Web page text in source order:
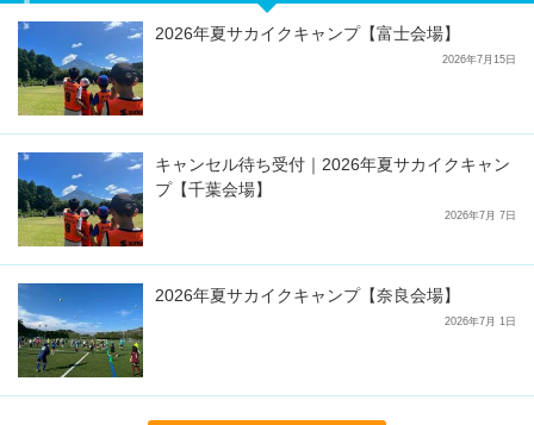
2026年夏サカイクキャンプ【富士会場】
2026年7月15日
キャンセル待ち受付｜2026年夏サカイクキャン
プ【千葉会場】
2026年7月 7日
2026年夏サカイクキャンプ【奈良会場】
2026年7月 1日